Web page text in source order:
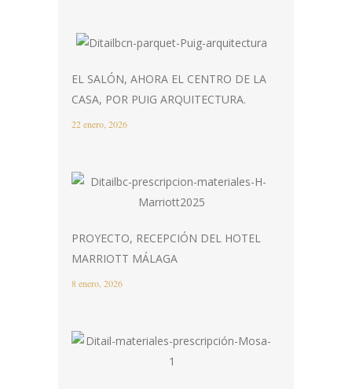
EL SALÓN, AHORA EL CENTRO DE LA
CASA, POR PUIG ARQUITECTURA.
22 enero, 2026
PROYECTO, RECEPCIÓN DEL HOTEL
MARRIOTT MÁLAGA
8 enero, 2026